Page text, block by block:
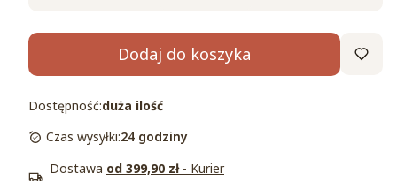
Dodaj do koszyka
Dostępność:duża ilość
Czas wysyłki:24 godziny
Dostawa od 399,90 zł - Kurier